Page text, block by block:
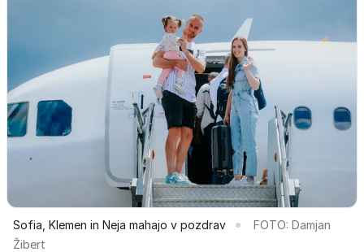
Sofia, Klemen in Neja mahajo v pozdrav
FOTO: Damjan
Žibert